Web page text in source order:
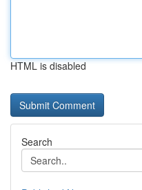
HTML is disabled
Search